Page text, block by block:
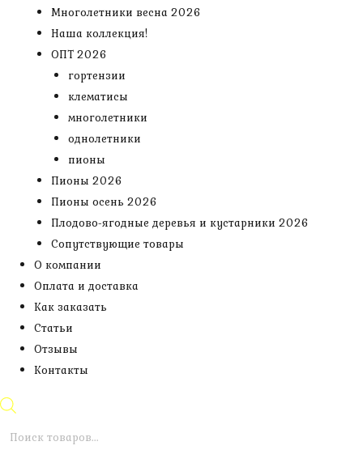
Многолетники весна 2026
Наша коллекция!
ОПТ 2026
гортензии
клематисы
многолетники
однолетники
пионы
Пионы 2026
Пионы осень 2026
Плодово-ягодные деревья и кустарники 2026
Сопутствующие товары
О компании
Оплата и доставка
Как заказать
Статьи
Отзывы
Контакты
Поиск